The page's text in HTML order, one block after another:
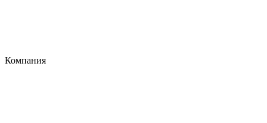
Компания